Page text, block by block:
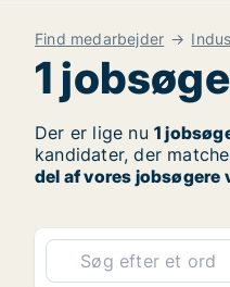
Find medarbejder
1
Der er lige nu 1
kandidater, der
del af vores